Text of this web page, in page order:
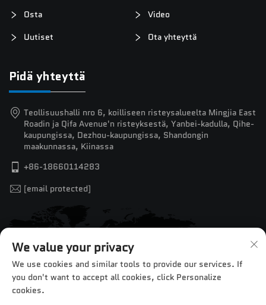
Osta
Video
Uutiset
Ota yhteyttä
Pidä yhteyttä
Teollisuushalli nro 6, koilliseen risteysalueelta Mingjia East
Roadin ja Qifa Avenue'n risteyksestä, Yanbei-kadulla, Qihe-
kaupungissa, Dezhou-kaupungissa, Shandongin
maakunnassa, Kiinassa
+86-18660114283
[email protected]
We value your privacy
We use cookies and similar tools to provide our services. If
you don't want to accept all cookies, click Personalize
cookies.